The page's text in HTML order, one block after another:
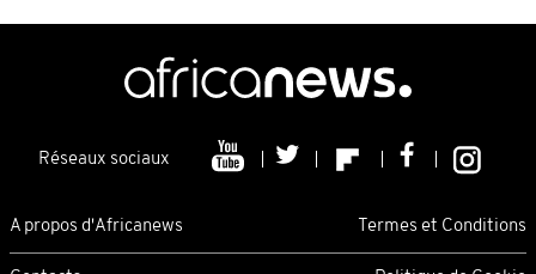
Réseaux sociaux
A propos d'Africanews Termes et Conditions